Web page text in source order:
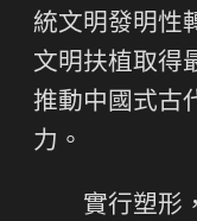
統文明發明性
文明扶植取得
推動中國式古
力。
實行塑形